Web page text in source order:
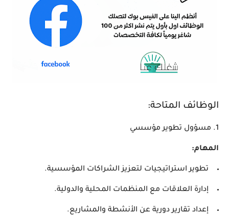
الوظائف المتاحة:
1. مسؤول تطوير مؤسسي
المهام:
تطوير استراتيجيات لتعزيز الشراكات المؤسسية.
إدارة العلاقات مع المنظمات المحلية والدولية.
إعداد تقارير دورية عن الأنشطة والمشاريع.